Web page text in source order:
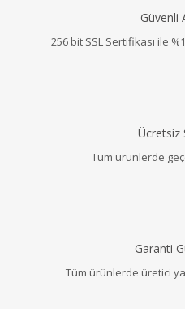
Güvenli
256 bit SSL Sertifikası ile
Ücretsiz
Tüm ürünlerde
Garanti
Tüm ürünlerde üretici